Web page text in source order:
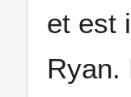
et est
Ryan.